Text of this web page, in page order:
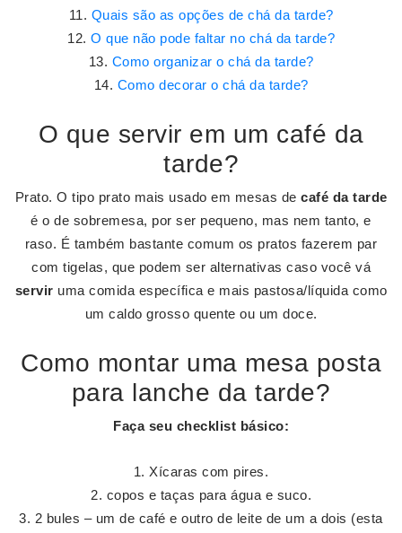
Quais são as opções de chá da tarde?
O que não pode faltar no chá da tarde?
Como organizar o chá da tarde?
Como decorar o chá da tarde?
O que servir em um café da
tarde?
Prato. O tipo prato mais usado em mesas de café da tarde
é o de sobremesa, por ser pequeno, mas nem tanto, e
raso. É também bastante comum os pratos fazerem par
com tigelas, que podem ser alternativas caso você vá
servir uma comida específica e mais pastosa/líquida como
um caldo grosso quente ou um doce.
Como montar uma mesa posta
para lanche da tarde?
Faça seu checklist básico:
Xícaras com pires.
copos e taças para água e suco.
2 bules – um de café e outro de leite de um a dois (esta